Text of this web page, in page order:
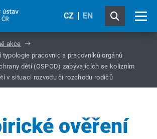
CZ EN
akce
typologie pracovnic a pracovníků orgánů
dětí (OSPOD) zabývajících se kolizním
v situaci rozvodu či rozchodu rodičů
ověření